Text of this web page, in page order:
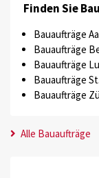
Finden Sie
Bauaufträge
Bauaufträge
Bauaufträge
Bauaufträge
Bauaufträge
Alle Bauaufträge